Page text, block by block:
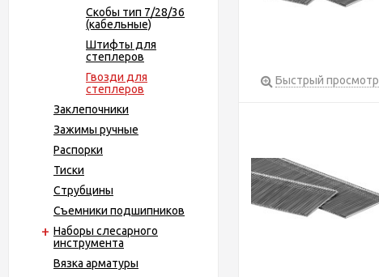
Скобы тип 7/28/36
(кабельные)
Штифты для
степлеров
Гвозди для
степлеров
Заклепочники
Зажимы ручные
Распорки
Тиски
Струбцины
Съемники подшипников
Наборы слесарного
инструмента
Вязка арматуры
Быстрый просмотр